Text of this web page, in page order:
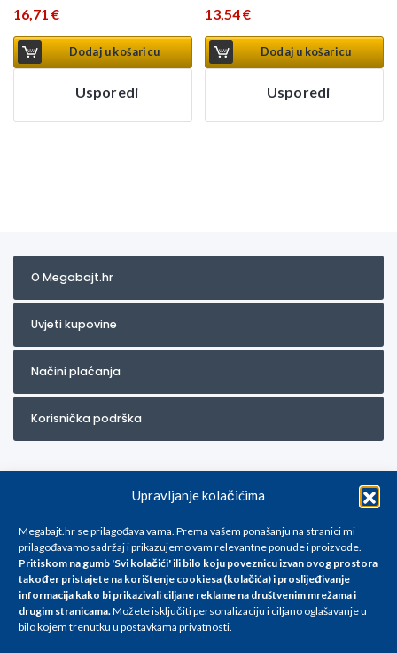
Upravljanje kolačićima
Megabajt.hr se prilagođava vama. Prema vašem ponašanju na stranici mi
prilagođavamo sadržaj i prikazujemo vam relevantne ponude i proizvode.
Pritiskom na gumb 'Svi kolačići' ili bilo koju poveznicu izvan ovog prostora
također pristajete na korištenje cookiesa (kolačića) i proslijeđivanje
informacija kako bi prikazivali ciljane reklame na društvenim mrežama i
drugim stranicama.Možete isključiti personalizaciju i ciljano oglašavanje u
bilo kojem trenutku u postavkama privatnosti.
16,71 €
Dodaj u košaricu
Usporedi
13,54€
Dodaj u košaricu
Usporedi
O Megabajt.hr
Uvjeti kupovine
Načini plaćanja
Korisnička podrška
Za artikle kojih trenutno nema u ponudi obratite nam se na
info@megabajt.hr. Sve cijene su informativnog karaktera i podložne su
promjenama, a
iskazane su za avansno plaćanje(gotovina) u Eurima i uključuju PDV. Sve